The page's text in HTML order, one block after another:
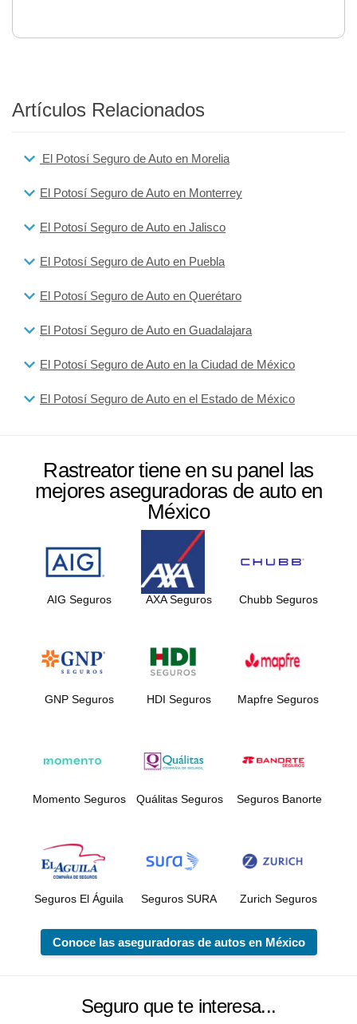
Artículos Relacionados
El Potosí Seguro de Auto en Morelia
El Potosí Seguro de Auto en Monterrey
El Potosí Seguro de Auto en Jalisco
El Potosí Seguro de Auto en Puebla
El Potosí Seguro de Auto en Querétaro
El Potosí Seguro de Auto en Guadalajara
El Potosí Seguro de Auto en la Ciudad de México
El Potosí Seguro de Auto en el Estado de México
Rastreator tiene en su panel las
mejores aseguradoras de auto en
México
AIG Seguros AXA Seguros Chubb Seguros
GNP Seguros HDI Seguros Mapfre Seguros
Momento Seguros Quálitas Seguros Seguros Banorte
Seguros El Águila Seguros SURA Zurich Seguros
Conoce las aseguradoras de autos en México
Seguro que te interesa...